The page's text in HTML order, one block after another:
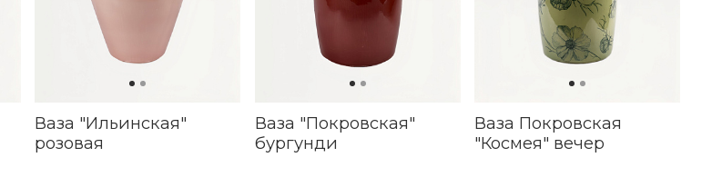
Ваза "Ильинская"
розовая
Ваза "Покровская"
бургунди
Ваза Покровская
"Космея" вечер